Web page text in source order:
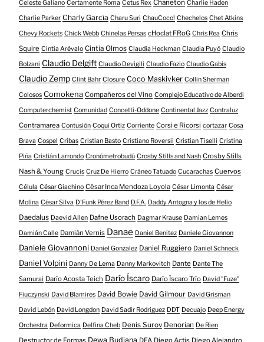
Celeste Galiano Certamente Roma Cetus Rex Chaneton Charlie Haden
Charlie Parker Charly García Charu Suri ChauCoco! Chechelos Chet Atkins
Chevy Rockets Chick Webb Chinelas Persas cHoclat FRoG Chris Rea Chris
Squire Cintia Arévalo Cintia Olmos Claudia Heckman Claudia Puyó Claudio
Bolzani Claudio Delgift Claudio Devigili Claudio Fazio Claudio Gabis
Claudio Zemp Clint Bahr Closure Coco Maskivker Collin Sherman
Colosos Comokena Compañeros del Vino Complejo Educativo de Alberdi
Computerchemist Comunidad Concetti-Oddone Continental Jazz Contraluz
Contramarea Contusión Coqui Ortiz Corriente Corsi e Ricorsi cortazar Cosa
Brava Cospel Cribas Cristian Basto Cristiano Roversii Cristian Tiselli Cristina
Piña Cristián Larrondo Cronómetrobudú Crosby Stills and Nash Crosby Stills
Nash & Young Crucis Cruz De Hierro Cráneo Tatuado Cucarachas Cuervos
Célula César Giachino César Inca Mendoza Loyola César Limonta César
Molina César Silva D'Funk Pérez Band D.F.A. Daddy Antogna y los de Helio
Daedalus Daevid Allen Dafne Usorach Dagmar Krause Damian Lemes
Damián Calle Damián Vernis Danae Daniel Benitez Daniele Giovannon
Daniele Giovannoni Daniel Gonzalez Daniel Ruggiero Daniel Schneck
Daniel Volpini Danny De Lema Danny Markovitch Dante Dante The
Samurai Darío Acosta Teich Darío Íscaro Darío Íscaro Trío David "Fuze"
Fiuczynski David Blamires David Bowie David Gilmour David Grisman
David Lebón David Longdon David Sadir Rodriguez DDT Decuajo Deep Energy
Orchestra Deformica Delfina Cheb Denis Surov Denorian De Rien
Destructor de Formas Dewa Budjana DFA Diego Actis Diego Alejandro